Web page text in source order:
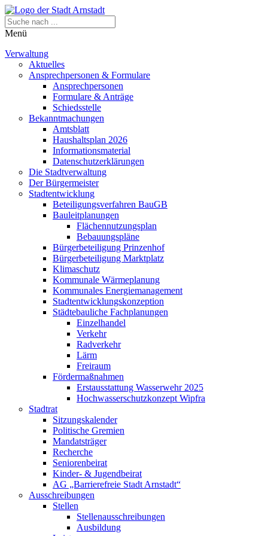
Menü
Verwaltung
Aktuelles
Ansprechpersonen & Formulare
Ansprechpersonen
Formulare & Anträge
Schiedsstelle
Bekanntmachungen
Amtsblatt
Haushaltsplan 2026
Informationsmaterial
Datenschutzerklärungen
Die Stadtverwaltung
Der Bürgermeister
Stadtentwicklung
Beteiligungsverfahren BauGB
Bauleitplanungen
Flächennutzungsplan
Bebauungspläne
Bürgerbeteiligung Prinzenhof
Bürgerbeteiligung Marktplatz
Klimaschutz
Kommunale Wärmeplanung
Kommunales Energiemanagement
Stadtentwicklungskonzeption
Städtebauliche Fachplanungen
Einzelhandel
Verkehr
Radverkehr
Lärm
Freiraum
Fördermaßnahmen
Erstausstattung Wasserwehr 2025
Hochwasserschutzkonzept Wipfra
Stadtrat
Sitzungskalender
Politische Gremien
Mandatsträger
Recherche
Seniorenbeirat
Kinder- & Jugendbeirat
AG „Barrierefreie Stadt Arnstadt“
Ausschreibungen
Stellen
Stellenausschreibungen
Ausbildung